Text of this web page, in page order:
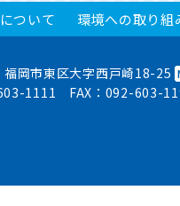
ついて 環境への取り組
福岡市東区大字西戸崎18-25
1111 FAX：092-603-